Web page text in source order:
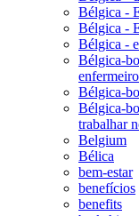
Bélgica -
Bélgica -
Bélgica -
Bélgica-
Bélgica-
Bélgica-
trabalhar
Belgium
Bélica
bem-estar
benefícios
benefits